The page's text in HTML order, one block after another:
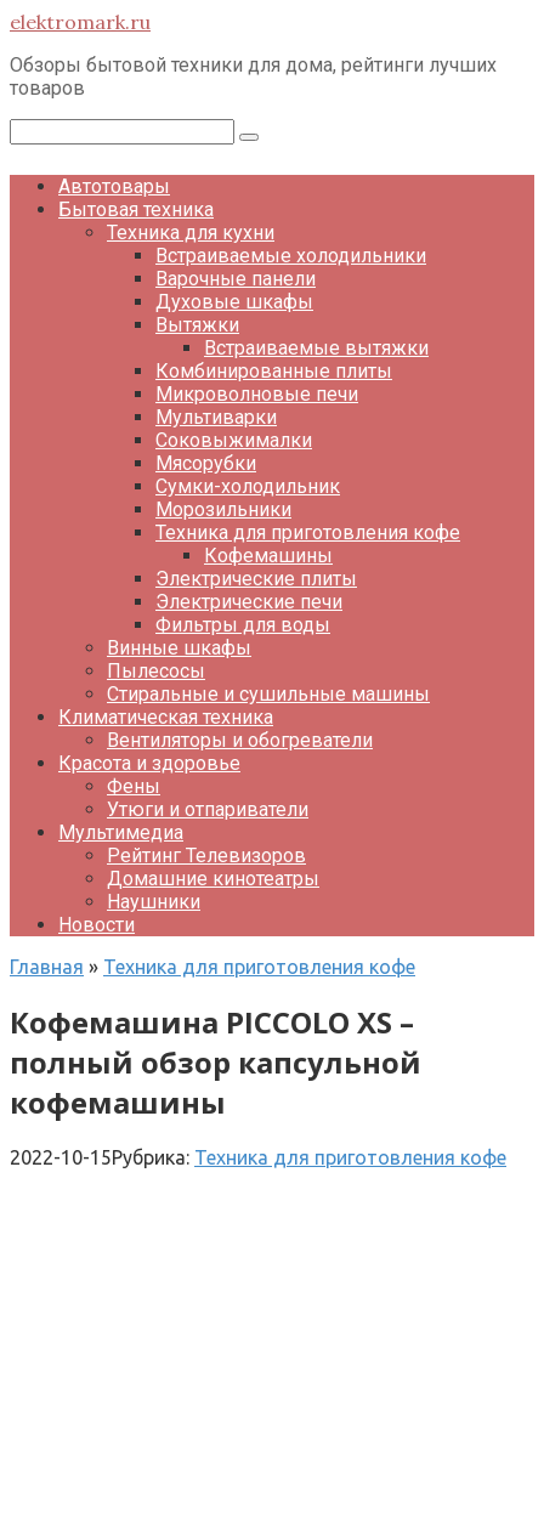
Перейти
контенту
elektromark.ru
Обзоры бытовой техники для дома, рейтинги лучших
товаров
Автотовары
Бытовая техника
Техника для кухни
Встраиваемые холодильники
Варочные панели
Духовые шкафы
Вытяжки
Встраиваемые вытяжки
Комбинированные плиты
Микроволновые печи
Мультиварки
Соковыжималки
Мясорубки
Сумки-холодильник
Морозильники
Техника для приготовления кофе
Кофемашины
Электрические плиты
Электрические печи
Фильтры для воды
Винные шкафы
Пылесосы
Стиральные и сушильные машины
Климатическая техника
Вентиляторы и обогреватели
Красота и здоровье
Фены
Утюги и отпариватели
Мультимедиа
Рейтинг Телевизоров
Домашние кинотеатры
Наушники
Новости
Главная » Техника для приготовления кофе
Кофемашина PICCOLO XS –
полный обзор капсульной
кофемашины
2022-10-15Рубрика: Техника для приготовления кофе